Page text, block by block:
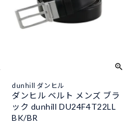
dunhill ダンヒル
ダンヒル ベルト メンズ ブラ
ック dunhill DU24F4T22LL
BK/BR